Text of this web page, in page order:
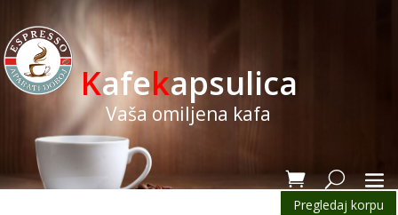
Kafekapsulica
Vaša omiljena kafa
Pregledaj korpu